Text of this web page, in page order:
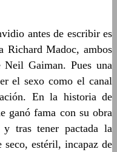
antes de escribir es
Richard Madoc, ambos
Gaiman. Pues una
el sexo como el canal
En la historia de
ganó fama con su obra
tras tener pactada la
seco, estéril, incapaz de